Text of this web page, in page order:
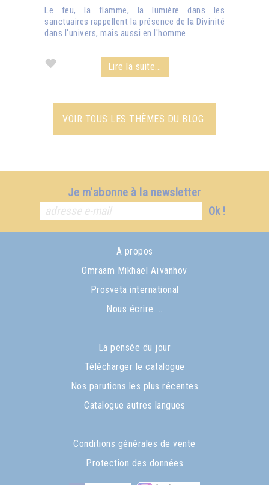
Le feu, la flamme, la lumière dans les
sanctuaires rappellent la présence de la Divinité
dans l'univers, mais aussi en l'homme.
Lire la suite...
VOIR TOUS LES THÈMES DU BLOG
Je m'abonne à la newsletter
Ok !
A propos
Omraam Mikhaël Aïvanhov
Prosveta international
Nous écrire ...
La pensée du jour
Télécharger le catalogue
Nos parutions les plus récentes
Catalogue autres langues
Conditions générales de vente
Protection des données